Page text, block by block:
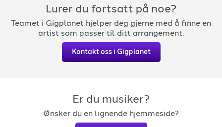
Lurer du fortsatt på noe?
Teamet i Gigplanet hjelper deg gjerne med å finne en
artist som passer til ditt arrangement.
Kontakt oss i Gigplanet
Er du musiker?
Ønsker du en lignende hjemmeside?